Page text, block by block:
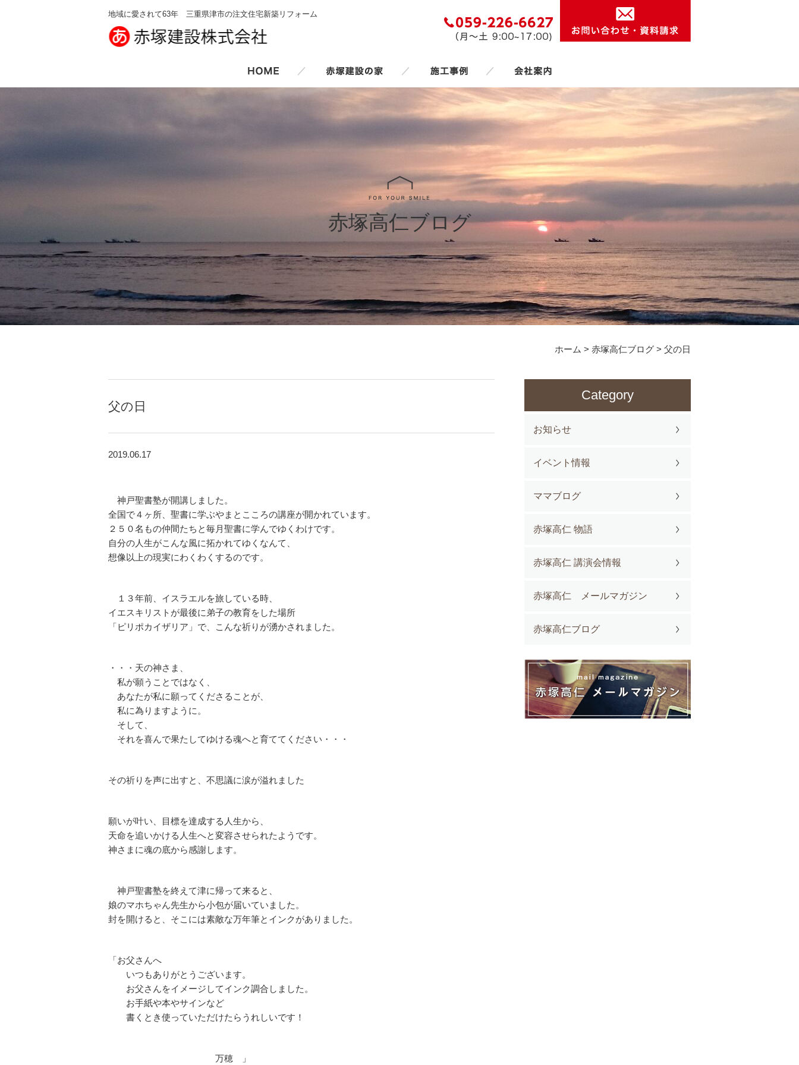
地域に愛されて63年 三重県津市の注文住宅新築リフォーム
／ ／ ／
赤塚高仁ブログ
ホーム > 赤塚高仁ブログ > 父の日
父の日
2019.06.17
神戸聖書塾が開講しました。
全国で４ヶ所、聖書に学ぶやまとこころの講座が開かれています。
２５０名もの仲間たちと毎月聖書に学んでゆくわけです。
自分の人生がこんな風に拓かれてゆくなんて、
想像以上の現実にわくわくするのです。
１３年前、イスラエルを旅している時、
イエスキリストが最後に弟子の教育をした場所
「ピリポカイザリア」で、こんな祈りが湧かされました。
・・・天の神さま、
私が願うことではなく、
あなたが私に願ってくださることが、
私に為りますように。
そして、
それを喜んで果たしてゆける魂へと育ててください・・・
その祈りを声に出すと、不思議に涙が溢れました
願いが叶い、目標を達成する人生から、
天命を追いかける人生へと変容させられたようです。
神さまに魂の底から感謝します。
神戸聖書塾を終えて津に帰って来ると、
娘のマホちゃん先生から小包が届いていました。
封を開けると、そこには素敵な万年筆とインクがありました。
「お父さんへ
いつもありがとうございます。
お父さんをイメージしてインク調合しました。
お手紙や本やサインなど
書くとき使っていただけたらうれしいです！
万穂 」
Category
お知らせ
イベント情報
ママブログ
赤塚高仁 物語
赤塚高仁 講演会情報
赤塚高仁 メールマガジン
赤塚高仁ブログ